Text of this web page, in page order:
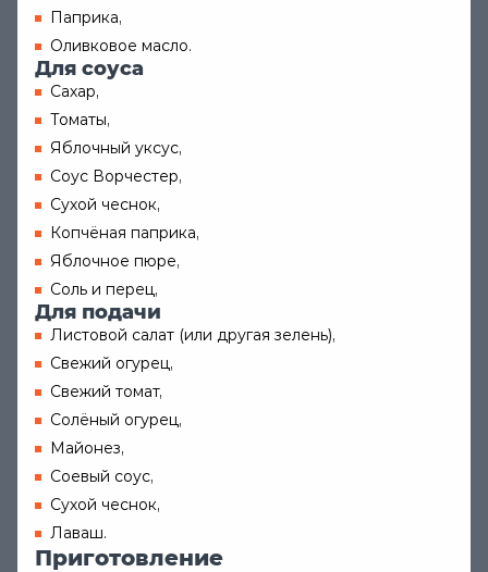
Паприка,
Оливковое масло.
Для соуса
Сахар,
Томаты,
Яблочный уксус,
Соус Ворчестер,
Сухой чеснок,
Копчёная паприка,
Яблочное пюре,
Соль и перец,
Для подачи
Листовой салат (или другая зелень),
Свежий огурец,
Свежий томат,
Солёный огурец,
Майонез,
Соевый соус,
Сухой чеснок,
Лаваш.
Приготовление